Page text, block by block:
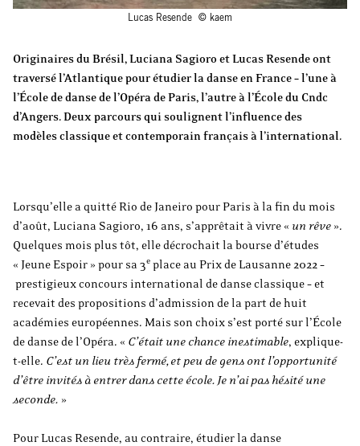
Lucas Resende © kaem
Originaires du Brésil, Luciana Sagioro et Lucas Resende ont
traversé l’Atlantique pour étudier la danse en France – l’une à
l’École de danse de l’Opéra de Paris, l’autre à l’École du Cndc
d’Angers. Deux parcours qui soulignent l’influence des
modèles classique et contemporain français à l’international.
Lorsqu’elle a quitté Rio de Janeiro pour Paris à la fin du mois
d’août, Luciana Sagioro, 16 ans, s’apprêtait à vivre « un rêve ».
Quelques mois plus tôt, elle décrochait la bourse d’études
« Jeune Espoir » pour sa 3e place au Prix de Lausanne 2022 –
prestigieux concours international de danse classique – et
recevait des propositions d’admission de la part de huit
académies européennes. Mais son choix s’est porté sur l’École
de danse de l’Opéra. « C’était une chance inestimable, explique-
t-elle. C’est un lieu très fermé, et peu de gens ont l’opportunité
d’être invités à entrer dans cette école. Je n’ai pas hésité une
seconde. »
Pour Lucas Resende, au contraire, étudier la danse